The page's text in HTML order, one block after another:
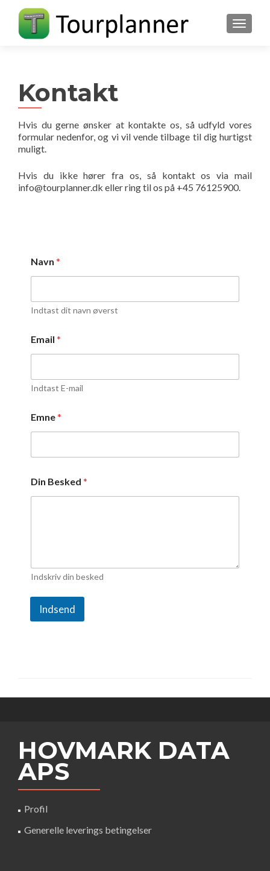
FLIP
Kontakt
Hvis du gerne ønsker at kontakte os, så udfyld vores
formular nedenfor, og vi vil vende tilbage til dig hurtigst
muligt.
Hvis du ikke hører fra os, så kontakt os via mail
info@tourplanner.dk eller ring til os på +45 76125900.
Navn *
Indtast dit navn øverst
Email *
Indtast E-mail
Emne*
Din Besked *
Indskriv din besked
Indsend
HOVMARK DATA
APS
Profil
Generelle leverings betingelser